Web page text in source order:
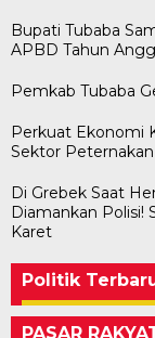
Bupati Tubaba
APBD Tahun
Pemkab Tubaba
Perkuat Ekonomi
Sektor
Di Grebek Saat
Diamankan Polisi!
Karet
Politik
Bawaslu
Di KABAR AKTUAL,
Usai Musda,
Di POLITIK | 11 Mei
M. Aris
Di POLITIK | 1 Mei
Herman HN
Di POLITIK | 29
Bupati
Di POLITIK | 28
PASAR